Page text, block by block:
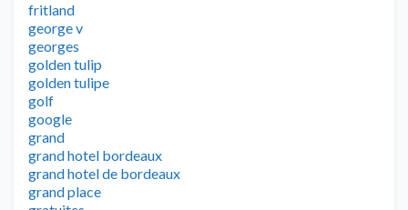
fritland
george v
georges
golden tulip
golden tulipe
golf
google
grand
grand hotel bordeaux
grand hotel de bordeaux
grand place